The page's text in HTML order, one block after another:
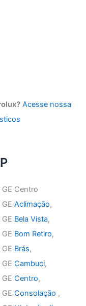
Acesse nossa
Centro
GEAclimação,
Bela Vista,
Bom Retiro,
Brás,
GECambuci,
GECentro,
GEConsolação ,